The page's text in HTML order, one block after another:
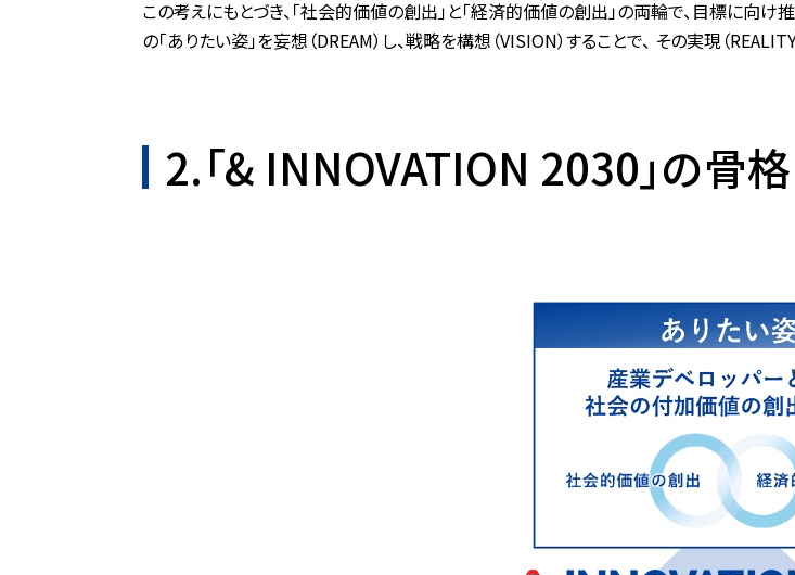
この考えにもとづき、「社会的価値の創出」と「経済的価値の創出」の両輪で、目標に向
の「ありたい姿」を妄想（DREAM）し、戦略を構想（VISION）することで、 その実現（
2.「& INNOVATION 2030」の骨格